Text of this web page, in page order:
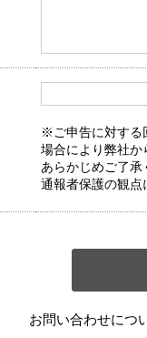
※ご申告に対する
場合により弊社か
あらかじめご了承
通報者保護の観点
お問い合わせにつ